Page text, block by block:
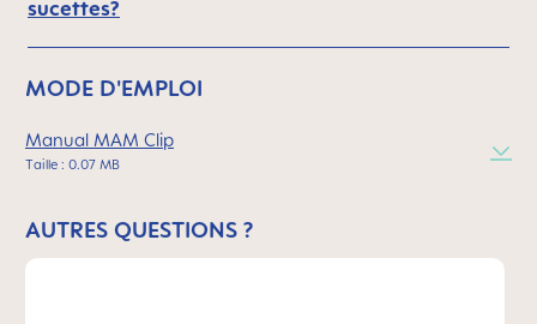
sucettes?
MODE D'EMPLOI
Manual MAM Clip
Taille : 0.07 MB
AUTRES QUESTIONS ?